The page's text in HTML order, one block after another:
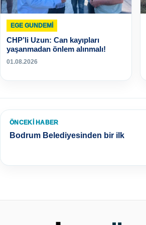
EGE GUNDEMİ
CHP’li Uzun: Can kayıpları
yaşanmadan önlem alınmalı!
01.08.2026
ÖNCEKI HABER
Bodrum Belediyesinden bir ilk